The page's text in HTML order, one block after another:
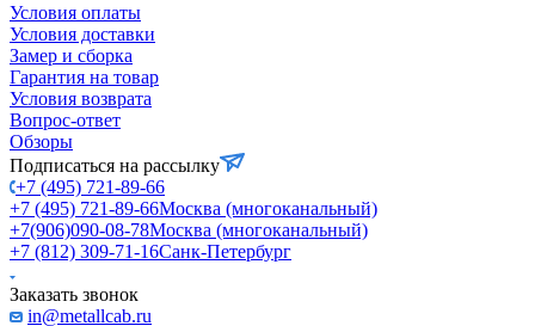
Условия оплаты
Условия доставки
Замер и сборка
Гарантия на товар
Условия возврата
Вопрос-ответ
Обзоры
Подписаться на рассылку
+7 (495) 721-89-66
+7 (495) 721-89-66Москва (многоканальный)
+7(906)090-08-78Москва (многоканальный)
+7 (812) 309-71-16Санк-Петербург
Заказать звонок
in@metallcab.ru